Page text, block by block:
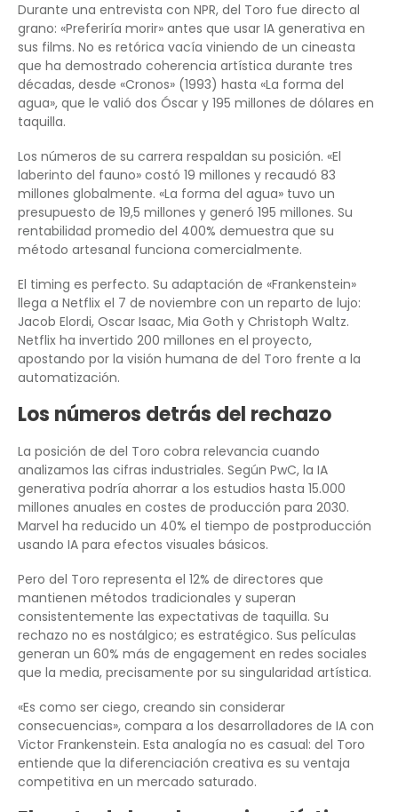
Durante una entrevista con NPR, del Toro fue directo al
grano: «Preferiría morir» antes que usar IA generativa en
sus films. No es retórica vacía viniendo de un cineasta
que ha demostrado coherencia artística durante tres
décadas, desde «Cronos» (1993) hasta «La forma del
agua», que le valió dos Óscar y 195 millones de dólares en
taquilla.
Los números de su carrera respaldan su posición. «El
laberinto del fauno» costó 19 millones y recaudó 83
millones globalmente. «La forma del agua» tuvo un
presupuesto de 19,5 millones y generó 195 millones. Su
rentabilidad promedio del 400% demuestra que su
método artesanal funciona comercialmente.
El timing es perfecto. Su adaptación de «Frankenstein»
llega a Netflix el 7 de noviembre con un reparto de lujo:
Jacob Elordi, Oscar Isaac, Mia Goth y Christoph Waltz.
Netflix ha invertido 200 millones en el proyecto,
apostando por la visión humana de del Toro frente a la
automatización.
Los números detrás del rechazo
La posición de del Toro cobra relevancia cuando
analizamos las cifras industriales. Según PwC, la IA
generativa podría ahorrar a los estudios hasta 15.000
millones anuales en costes de producción para 2030.
Marvel ha reducido un 40% el tiempo de postproducción
usando IA para efectos visuales básicos.
Pero del Toro representa el 12% de directores que
mantienen métodos tradicionales y superan
consistentemente las expectativas de taquilla. Su
rechazo no es nostálgico; es estratégico. Sus películas
generan un 60% más de engagement en redes sociales
que la media, precisamente por su singularidad artística.
«Es como ser ciego, creando sin considerar
consecuencias», compara a los desarrolladores de IA con
Victor Frankenstein. Esta analogía no es casual: del Toro
entiende que la diferenciación creativa es su ventaja
competitiva en un mercado saturado.